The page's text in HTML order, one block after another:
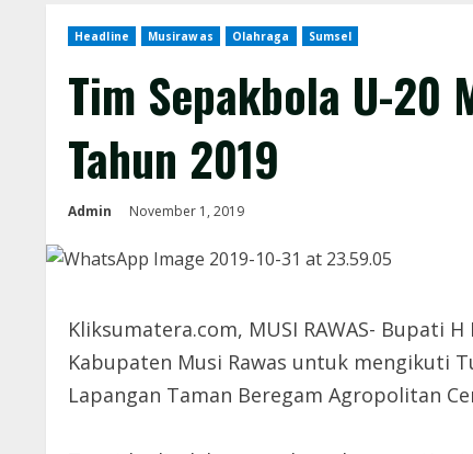
Headline Musirawas Olahraga Sumsel
Tim Sepakbola U-20
Tahun 2019
Admin November 1, 2019
Kliksumatera.com, MUSI RAWAS- Bupati
Kabupaten Musi Rawas untuk mengikuti
Lapangan Taman Beregam Agropolitan